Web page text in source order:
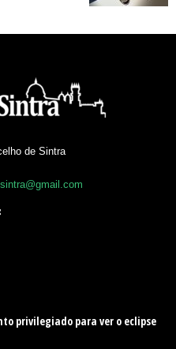
de Sintra
privilegiado para ver o eclipse